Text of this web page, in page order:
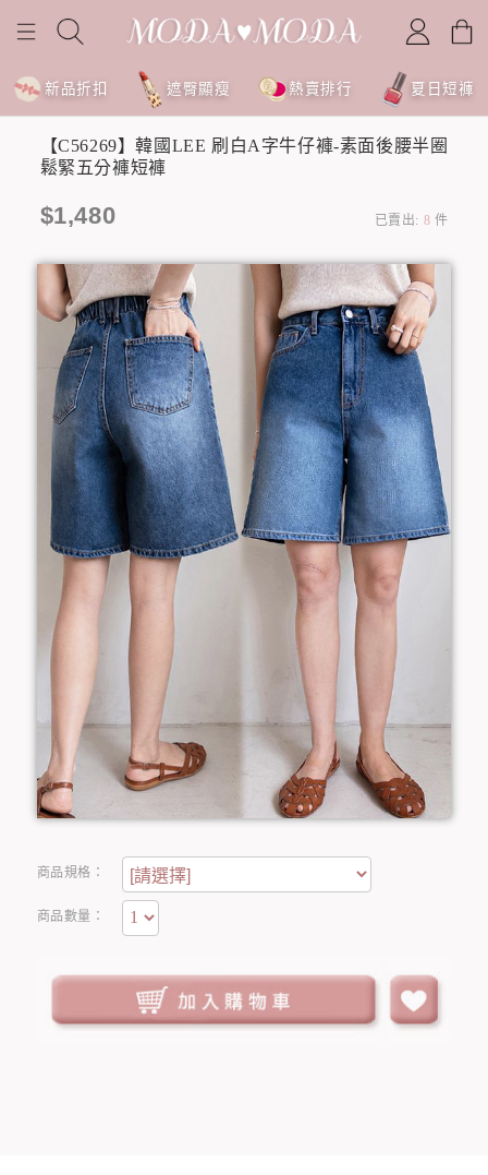
新品折扣 遮臀顯瘦 熱賣排行 夏日短褲
【C56269】韓國LEE 刷白A字牛仔褲-素面後腰半圈
鬆緊五分褲短褲
$1,480 已賣出: 8 件
商品規格：
商品數量：